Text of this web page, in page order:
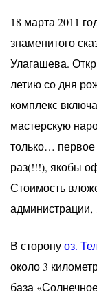
18 марта 2011
знаменитого
Улагашева.
летию со дня
комплекс
мастерскую
только… первое
раз(!!!), якобы
Стоимость
администрации,
В сторонуоз.
около 3
база